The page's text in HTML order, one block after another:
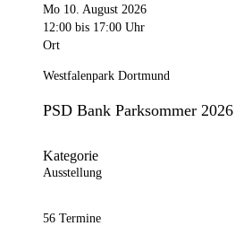
Mo 10. August 2026
12:00 bis 17:00 Uhr
Ort
Westfalenpark Dortmund
PSD Bank Parksommer 2026
Kategorie
Ausstellung
56 Termine